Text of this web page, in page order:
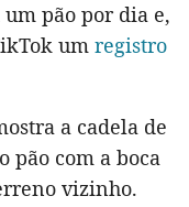
pão por dia e,
um registro
a cadela de
pão com a boca
vizinho.